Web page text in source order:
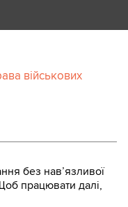
військових
без навʼязливої
працювати далі,